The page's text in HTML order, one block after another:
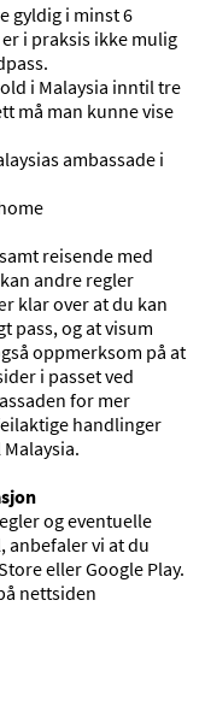
Ving
gyldig i minst 6
i praksis ikke mulig
i Malaysia inntil tre
må man kunne vise
ambassade i
reisende med
andre regler
klar over at du kan
pass, og at visum
oppmerksom på at
i passet ved
for mer
handlinger
og eventuelle
anbefaler vi at du
eller Google Play.
nettsiden